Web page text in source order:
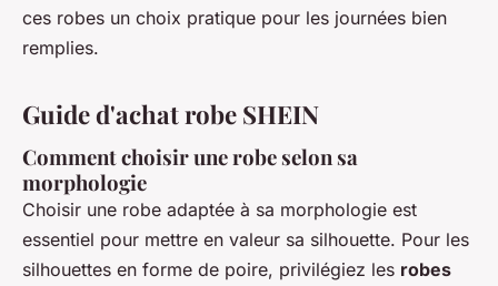
ces robes un choix pratique pour les journées bien
remplies.
Guide d'achat robe SHEIN
Comment choisir une robe selon sa
morphologie
Choisir une robe adaptée à sa morphologie est
essentiel pour mettre en valeur sa silhouette. Pour les
silhouettes en forme de poire, privilégiez les robes